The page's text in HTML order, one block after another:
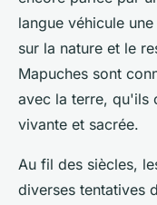
langue véhicule
sur la nature et le
Mapuches sont
avec la terre, qu'ils
vivante et sacrée.
Au fil des siècles,
diverses tentatives